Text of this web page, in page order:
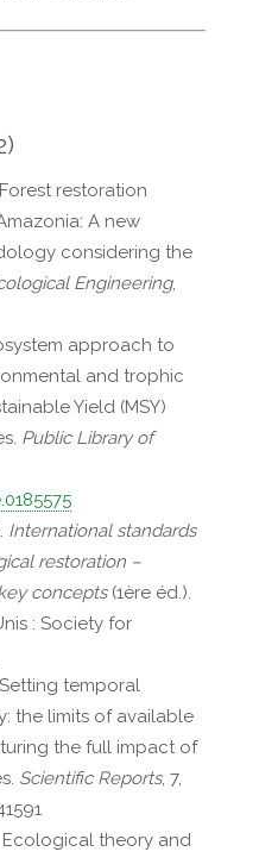
Forest restoration
A new
considering the
Engineering,
approach to
and trophic
Yield (MSY)
Public Library of
International standards
restoration –
concepts(1ère éd.).
: Society for
Setting temporal
the limits of available
the full impact of
Scientific Reports, 7,
Ecological theory and